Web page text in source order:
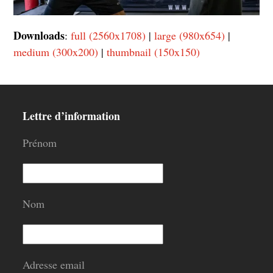
Downloads:full (2560x1708) |large (980x654) |
medium (300x200) |thumbnail (150x150)
Lettre d’information
Prénom
Nom
Adresse email